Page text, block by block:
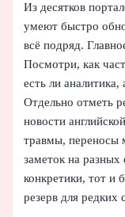
Из десятков
умеют быстро
всё подряд.
Посмотри, как
есть ли аналитика,
Отдельно отметь
новости
травмы, переносы
заметок на
конкретики, тот и
резерв для редких